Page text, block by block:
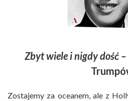
Zbyt wiele i nigdy dość –
Zostajemy za oceanem, ale z